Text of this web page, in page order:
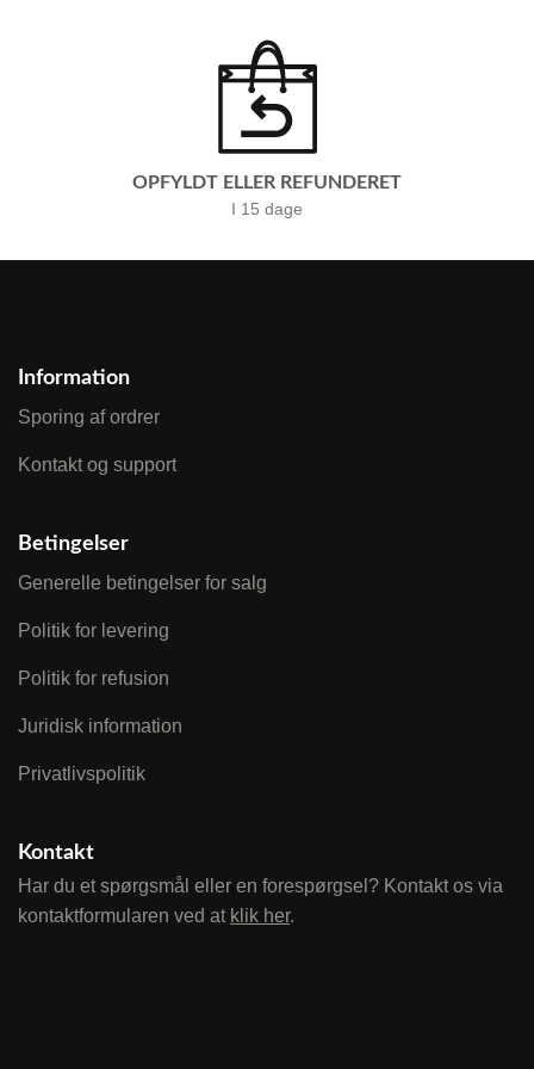
OPFYLDT ELLER REFUNDERET
I 15 dage
Information
Sporing af ordrer
Kontakt og support
Betingelser
Generelle betingelser for salg
Politik for levering
Politik for refusion
Juridisk information
Privatlivspolitik
Kontakt
Har du et spørgsmål eller en forespørgsel? Kontakt os via
kontaktformularen ved at klik her.